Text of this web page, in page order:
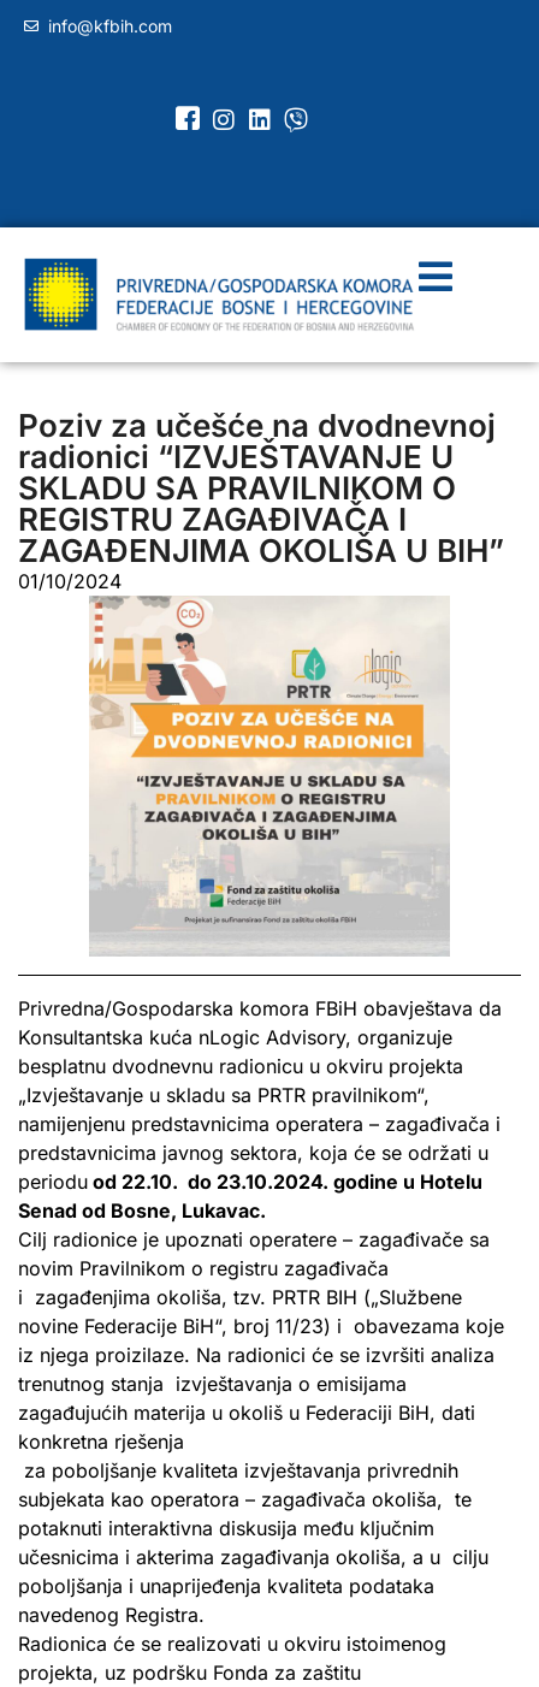
info@kfbih.com
Poziv za učešće na dvodnevnoj
radionici “IZVJEŠTAVANJE U
SKLADU SA PRAVILNIKOM O
REGISTRU ZAGAĐIVAČA I
ZAGAĐENJIMA OKOLIŠA U BIH”
01/10/2024
Privredna/Gospodarska komora FBiH obavještava da
Konsultantska kuća nLogic Advisory, organizuje
besplatnu dvodnevnu radionicu u okviru projekta
„Izvještavanje u skladu sa PRTR pravilnikom“,
namijenjenu predstavnicima operatera – zagađivača i
predstavnicima javnog sektora, koja će se održati u
periodu od 22.10. do 23.10.2024. godine u Hotelu
Senad od Bosne, Lukavac.
Cilj radionice je upoznati operatere – zagađivače sa
novim Pravilnikom o registru zagađivača
i zagađenjima okoliša, tzv. PRTR BIH („Službene
novine Federacije BiH“, broj 11/23) i obavezama koje
iz njega proizilaze. Na radionici će se izvršiti analiza
trenutnog stanja izvještavanja o emisijama
zagađujućih materija u okoliš u Federaciji BiH, dati
konkretna rješenja
za poboljšanje kvaliteta izvještavanja privrednih
subjekata kao operatora – zagađivača okoliša, te
potaknuti interaktivna diskusija među ključnim
učesnicima i akterima zagađivanja okoliša, a u cilju
poboljšanja i unaprijeđenja kvaliteta podataka
navedenog Registra.
Radionica će se realizovati u okviru istoimenog
projekta, uz podršku Fonda za zaštitu